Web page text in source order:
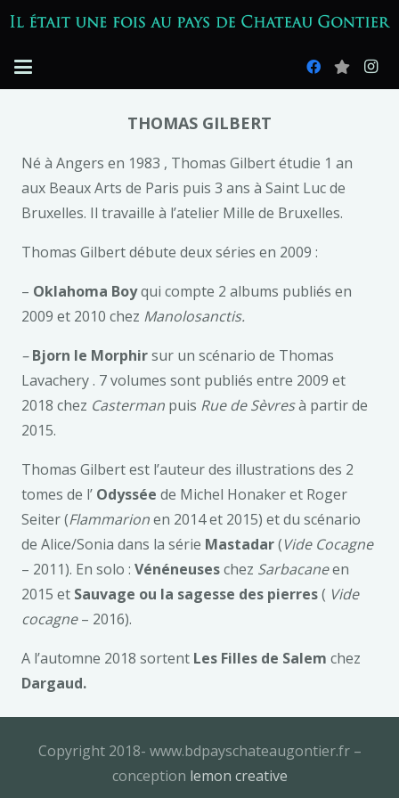
THOMAS GILBERT
Né à Angers en 1983 , Thomas Gilbert étudie 1 an
aux Beaux Arts de Paris puis 3 ans à Saint Luc de
Bruxelles. Il travaille à l’atelier Mille de Bruxelles.
Thomas Gilbert débute deux séries en 2009 :
– Oklahoma Boyqui compte 2 albums publiés en
2009 et 2010 chez Manolosanctis.
–Bjorn le Morphirsur un scénario de Thomas
Lavachery . 7 volumes sont publiés entre 2009 et
2018 chez Casterman puis Rue de Sèvresà partir de
2015.
Thomas Gilbert est l’auteur des illustrations des 2
tomes de l’ Odyssée de Michel Honaker et Roger
Seiter (Flammarionen 2014 et 2015) et du scénario
de Alice/Sonia dans la série Mastadar(Vide Cocagne
– 2011). En solo : Vénéneuseschez Sarbacaneen
2015 et Sauvage ou la sagesse des pierres( Vide
cocagne– 2016).
A l’automne 2018 sortent Les Filles de Salem chez
Dargaud.
Copyright 2018- www.bdpayschateaugontier.fr –
conception lemon creative